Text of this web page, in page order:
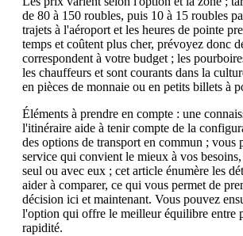
de 80 à 150 roubles, puis 10 à 15 roubles
trajets à l'aéroport et les heures de pointe
temps et coûtent plus cher, prévoyez donc
correspondent à votre budget ; les
les chauffeurs et sont courants dans la
en pièces de monnaie ou en petits billets à
Éléments à prendre en compte : une
l'itinéraire aide à tenir compte de la
des options de transport en commun ; vous
service qui convient le mieux à vos
seul ou avec eux ; cet article énumère les
aider à comparer, ce qui vous permet de
décision ici et maintenant. Vous pouvez
l'option qui offre le meilleur équilibre entre
rapidité.